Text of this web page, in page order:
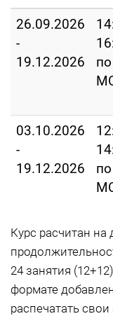
26.09.2026
-
19.12.2026
по
03.10.2026
-
19.12.2026
по
Курс расчитан на
24 занятия
формате
распечатать